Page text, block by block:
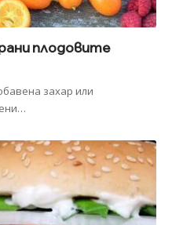
плодовите
захар или
…